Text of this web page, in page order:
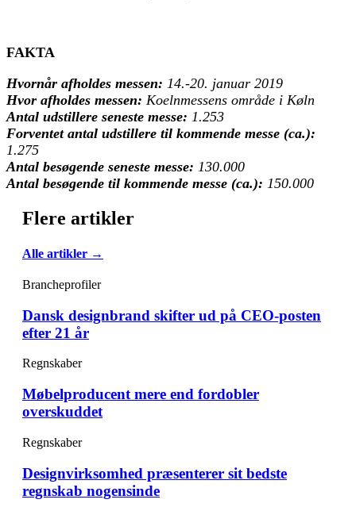
FAKTA
Hvornår afholdes messen: 14.-20. januar 2019
Hvor afholdes messen: Koelnmessens område i Køln
Antal udstillere seneste messe: 1.253
Forventet antal udstillere til kommende messe (ca.):
1.275
Antal besøgende seneste messe: 130.000
Antal besøgende til kommende messe (ca.): 150.000
Flere artikler
Alle artikler →
Brancheprofiler
Dansk designbrand skifter ud på CEO-posten
efter 21 år
Regnskaber
Møbelproducent mere end fordobler
overskuddet
Regnskaber
Designvirksomhed præsenterer sit bedste
regnskab nogensinde